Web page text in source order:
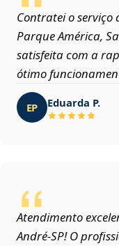
Contratei o serviço
Parque América,
satisfeita com a
ótimo
EP Eduarda P.
Atendimento
André‑SP! O